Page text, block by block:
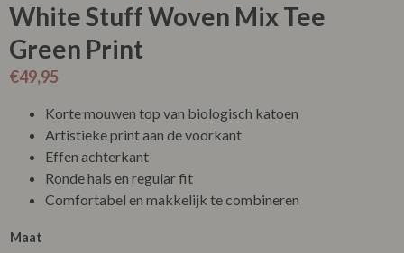
White Stuff Woven Mix Tee
Green Print
€49,95
Korte mouwen top van biologisch katoen
Artistieke print aan de voorkant
Effen achterkant
Ronde hals en regular fit
Comfortabel en makkelijk te combineren
Maat